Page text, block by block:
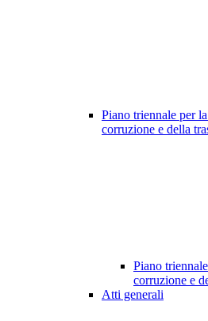
Piano triennale per
corruzione e della
Piano
corruzione e
Atti generali